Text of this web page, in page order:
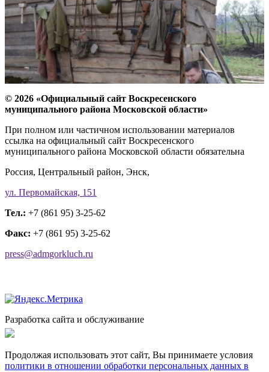
© 2026 «Официальный сайт Воскресенского
муниципального района Московской области»
При полном или частичном использовании материалов
ссылка на официальный сайт Воскресенского
муниципального района Московской области обязательна
Россия, Центральный район, Энск,
ул. Первомайская, 151
Тел.: +7 (861 95) 3-25-62
Факс: +7 (861 95) 3-25-62
press@admgorkluch.ru
Разработка сайта и обслуживание
Продолжая использовать этот сайт, Вы принимаете условия
политики в отношении обработки персональных данных в